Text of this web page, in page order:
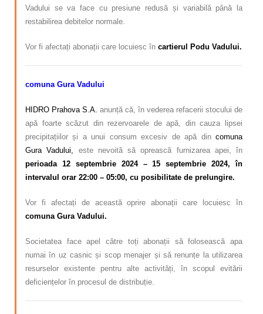
Vadului se va face cu presiune redusă și variabilă până la
restabilirea debitelor normale.
Vor fi afectați abonații care locuiesc în cartierul Podu Vadului.
comuna Gura Vadului
HIDRO Prahova S.A. anunță că, în vederea refacerii stocului de
apă foarte scăzut din rezervoarele de apă, din cauza lipsei
precipitațiilor și a unui consum excesiv de apă din comuna
Gura Vadului,
este nevoită să oprească furnizarea apei, în
perioada 12 septembrie 2024 – 15 septembrie 2024, în
intervalul orar 22:00 – 05:00, cu posibilitate de prelungire.
Vor fi afectați de această oprire abonații care locuiesc în
comuna Gura Vadului.
Societatea face apel către toți abonații să folosească apa
numai în uz casnic și scop menajer și să renunțe la utilizarea
resurselor existente pentru alte activități, în scopul evitării
deficiențelor în procesul de distribuție.